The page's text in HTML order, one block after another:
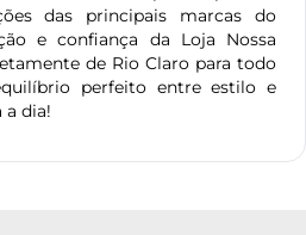
das principais marcas do
e confiança da Loja Nossa
de Rio Claro para todo
perfeito entre estilo e
a dia!